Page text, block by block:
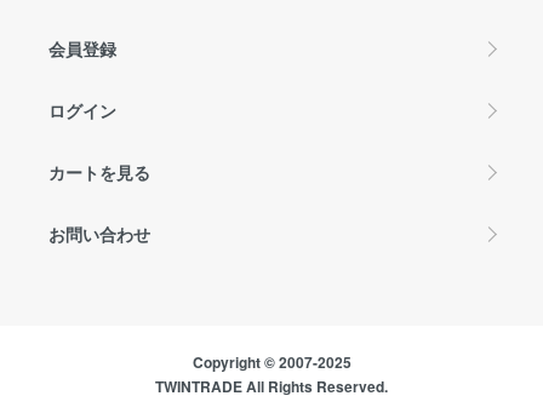
会員登録
ログイン
カートを見る
お問い合わせ
Copyright © 2007-2025
TWINTRADE All Rights Reserved.